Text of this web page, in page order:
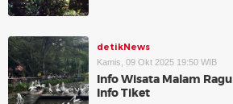
detikNews
Kamis, 09 Okt 2025 19:50 WIB
Info Wisata Malam
Info Tiket